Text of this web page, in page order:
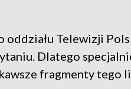
Telewizji
Dlatego
fragmenty tego